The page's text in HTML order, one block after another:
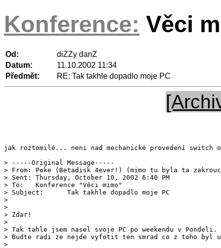
Konference: Věci
Od:
diZZy danZ
Datum:
11.10.2002 11:34
Předmět:
RE: Tak takhle dopadlo moje PC
jak roztomilé... neni nad mechanické provedení
> -----Original Message-----
> From:	Poke (Betadisk 4ever!) (mimo tu byla ta zakroucena vec pandora.cz) [SMTP:pety tu byla ta zakroucena vec cis.vutbr.cz]
> Sent:	Thursday, October 10, 2002 6:40 PM
> To:	Konference "Věci mimo"
> Subject:	Tak takhle dopadlo moje PC
>
>
> Zdar!
>
> Tak tahle jsem nasel svoje PC po weekendu v Pondeli.
> Budte radi ze nejde vyfotit ten smrad co z toho byl u
>